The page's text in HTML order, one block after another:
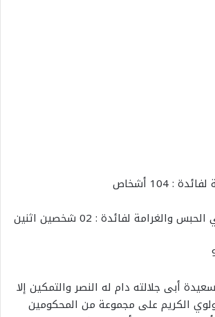
: 104 أشخاص
لفائدة : 02 شخصين اثنين
أبى جلالته دام له النصر والتمكين إلا
الكريم على مجموعة من المحكومين